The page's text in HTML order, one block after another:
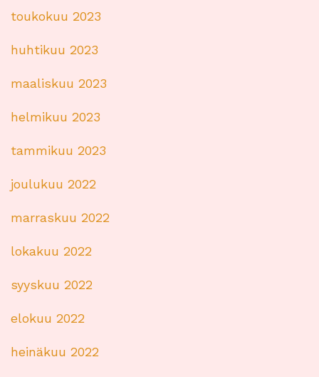
toukokuu 2023
huhtikuu 2023
maaliskuu 2023
helmikuu 2023
tammikuu 2023
joulukuu 2022
marraskuu 2022
lokakuu 2022
syyskuu 2022
elokuu 2022
heinäkuu 2022